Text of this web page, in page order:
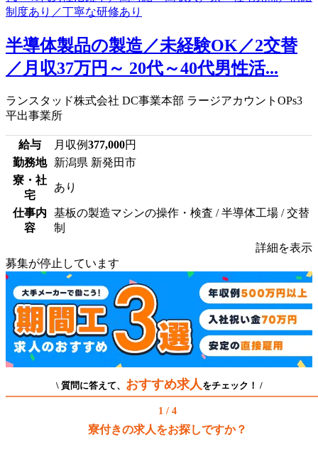
半導体製品の製造／未経験OK／2交替
／月収37万円～ 20代～40代男性活...
ランスタッド株式会社 DC事業本部 ラージアカウントOPs3
平出事業所
給与 月収例377,000円
勤務地
新潟県 新発田市
寮・社
宅
あり
仕事内
容
基板の製造マシンの操作・検査 / 半導体工場 / 交替
制
詳細を表示
募集が停止しています
\ 質問に答えて、 おすすめ求人 をチェック！ /
1 / 4
寮付きの求人をお探しですか？